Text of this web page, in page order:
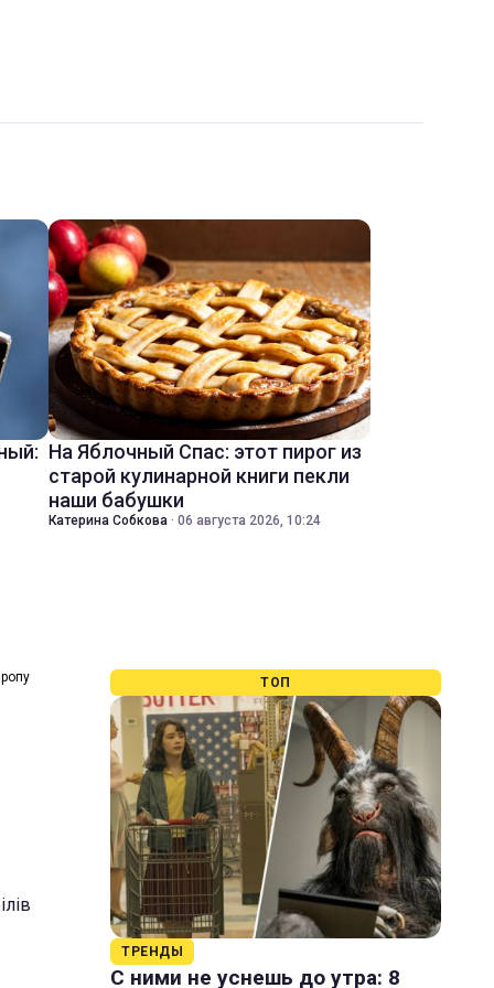
На Яблочный Спас: этот пирог из
старой кулинарной книги пекли
наши бабушки
Катерина Собкова · 06 августа 2026, 10:24
ТОП
ТРЕНДЫ
С ними не уснешь до утра: 8